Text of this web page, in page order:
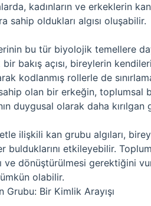
kadınların ve erkeklerin
sahip oldukları algısı oluşabilir.
bu tür biyolojik temellere
bakış açısı, bireylerin
kodlanmış rollerle de
olan bir erkeğin, toplumsal
duygusal olarak daha
ilişkili kan grubu algıları,
bulduklarını etkileyebilir.
ve dönüştürülmesi gerektiğini
olabilir.
Bir Kimlik Arayışı